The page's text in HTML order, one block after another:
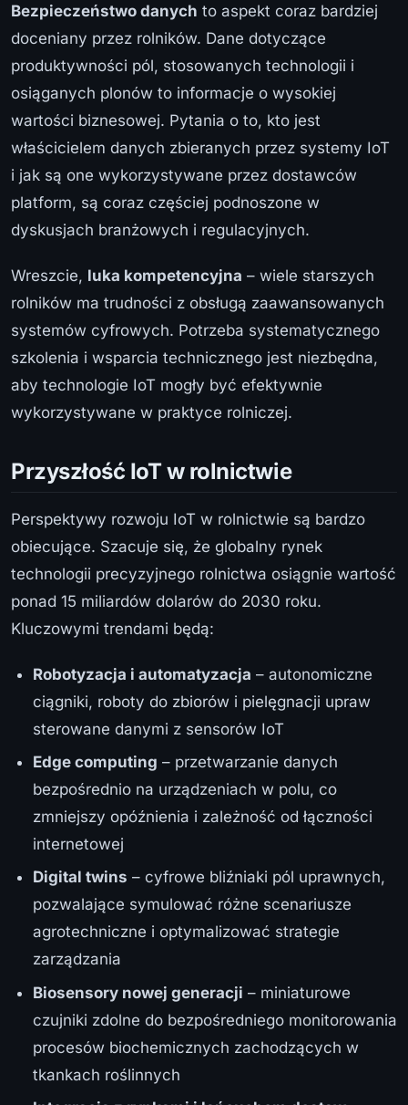
Bezpieczeństwo danych to aspekt coraz bardziej
doceniany przez rolników. Dane dotyczące
produktywności pól, stosowanych technologii i
osiąganych plonów to informacje o wysokiej
wartości biznesowej. Pytania o to, kto jest
właścicielem danych zbieranych przez systemy IoT
i jak są one wykorzystywane przez dostawców
platform, są coraz częściej podnoszone w
dyskusjach branżowych i regulacyjnych.
Wreszcie, luka kompetencyjna – wiele starszych
rolników ma trudności z obsługą zaawansowanych
systemów cyfrowych. Potrzeba systematycznego
szkolenia i wsparcia technicznego jest niezbędna,
aby technologie IoT mogły być efektywnie
wykorzystywane w praktyce rolniczej.
Przyszłość IoT w rolnictwie
Perspektywy rozwoju IoT w rolnictwie są bardzo
obiecujące. Szacuje się, że globalny rynek
technologii precyzyjnego rolnictwa osiągnie wartość
ponad 15 miliardów dolarów do 2030 roku.
Kluczowymi trendami będą:
Robotyzacja i automatyzacja – autonomiczne
ciągniki, roboty do zbiorów i pielęgnacji upraw
sterowane danymi z sensorów IoT
Edge computing – przetwarzanie danych
bezpośrednio na urządzeniach w polu, co
zmniejszy opóźnienia i zależność od łączności
internetowej
Digital twins – cyfrowe bliźniaki pól uprawnych,
pozwalające symulować różne scenariusze
agrotechniczne i optymalizować strategie
zarządzania
Biosensory nowej generacji – miniaturowe
czujniki zdolne do bezpośredniego monitorowania
procesów biochemicznych zachodzących w
tkankach roślinnych